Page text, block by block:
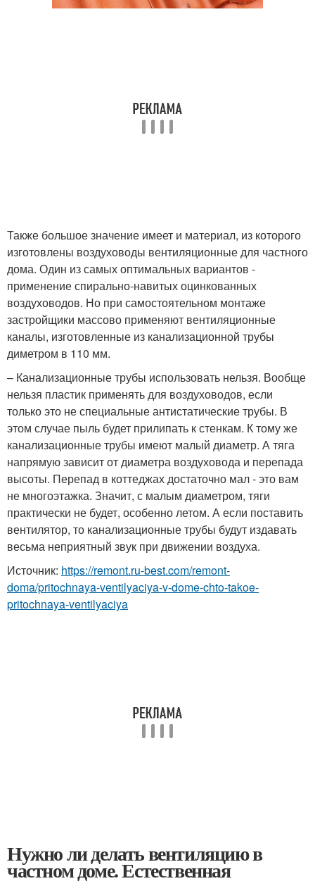
Также большое значение имеет и материал, из которого
изготовлены воздуховоды вентиляционные для частного
дома. Один из самых оптимальных вариантов -
применение спирально-навитых оцинкованных
воздуховодов. Но при самостоятельном монтаже
застройщики массово применяют вентиляционные
каналы, изготовленные из канализационной трубы
диметром в 110 мм.
– Канализационные трубы использовать нельзя. Вообще
нельзя пластик применять для воздуховодов, если
только это не специальные антистатические трубы. В
этом случае пыль будет прилипать к стенкам. К тому же
канализационные трубы имеют малый диаметр. А тяга
напрямую зависит от диаметра воздуховода и перепада
высоты. Перепад в коттеджах достаточно мал - это вам
не многоэтажка. Значит, с малым диаметром, тяги
практически не будет, особенно летом. А если поставить
вентилятор, то канализационные трубы будут издавать
весьма неприятный звук при движении воздуха.
Источник: https://remont.ru-best.com/remont-
doma/pritochnaya-ventilyaciya-v-dome-chto-takoe-
pritochnaya-ventilyaciya
Нужно ли делать вентиляцию в
частном доме. Естественная